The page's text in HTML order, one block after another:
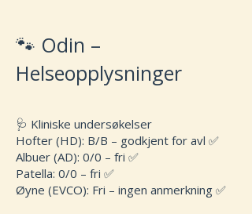
🐾 Odin –
Helseopplysninger
🩺 Kliniske undersøkelser
Hofter (HD): B/B – godkjent for avl ✅
Albuer (AD): 0/0 – fri ✅
Patella: 0/0 – fri ✅
Øyne (EVCO): Fri – ingen anmerkning ✅